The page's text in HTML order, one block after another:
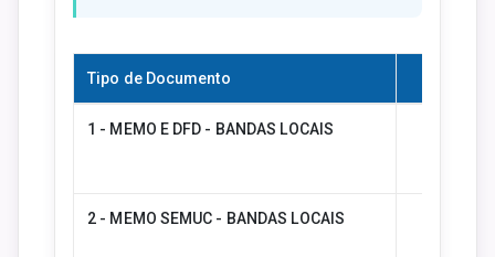
Tipo de Documento
1 - MEMO E DFD - BANDAS LOCAIS
2 - MEMO SEMUC - BANDAS LOCAIS